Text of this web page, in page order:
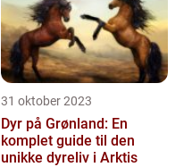
31 oktober 2023
Dyr på Grønland: En
komplet guide til den
unikke dyreliv i Arktis